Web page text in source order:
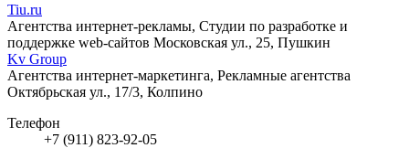
Tiu.ru
Агентства интернет-рекламы, Студии по разработке и
поддержке web-сайтов Московская ул., 25, Пушкин
Kv Group
Агентства интернет-маркетинга, Рекламные агентства
Октябрьская ул., 17/3, Колпино
Телефон
+7 (911) 823-92-05